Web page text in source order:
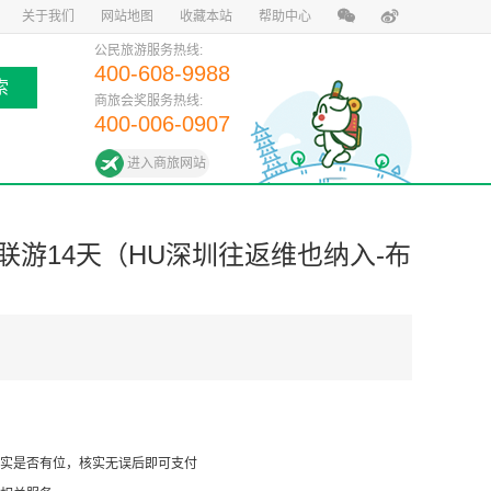
关于我们 网站地图 收藏本站 帮助中心
公民旅游服务热线:
400-608-9988
商旅会奖服务热线:
400-006-0907
进入商旅网站
游14天（HU深圳往返维也纳入-布
是否有位，核实无误后即可支付